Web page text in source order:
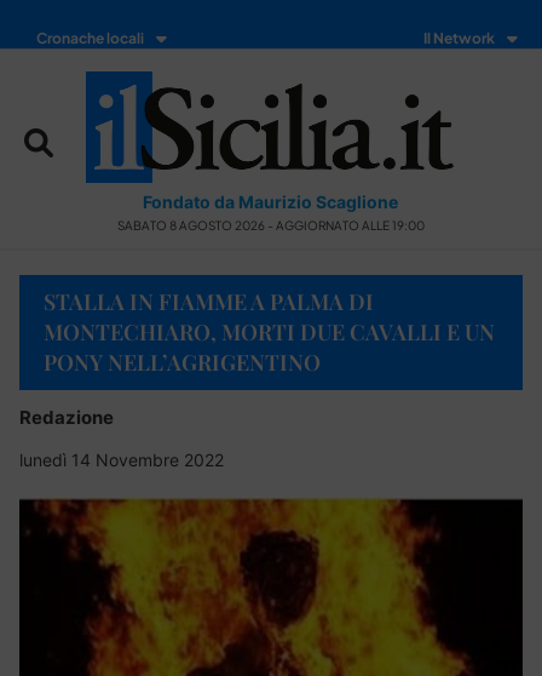
Cronache locali Il Network
Fondato da Maurizio Scaglione
SABATO 8 AGOSTO 2026 - AGGIORNATO ALLE 19:00
STALLA IN FIAMME A PALMA DI
MONTECHIARO, MORTI DUE CAVALLI E UN
PONY NELL’AGRIGENTINO
Redazione
lunedì 14 Novembre 2022